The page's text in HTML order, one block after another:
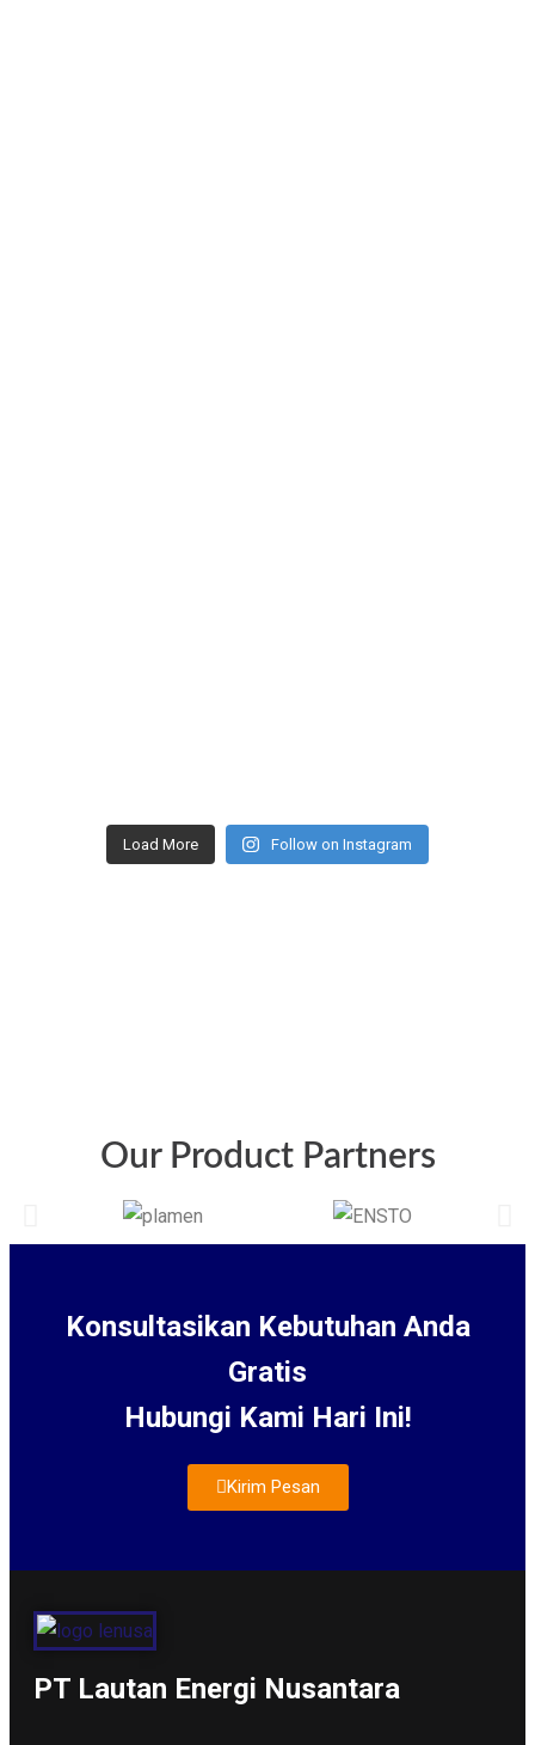
Load More Follow on Instagram
Our Product Partners
Konsultasikan Kebutuhan Anda
Gratis
Hubungi Kami Hari Ini!
Kirim Pesan
PT Lautan Energi Nusantara